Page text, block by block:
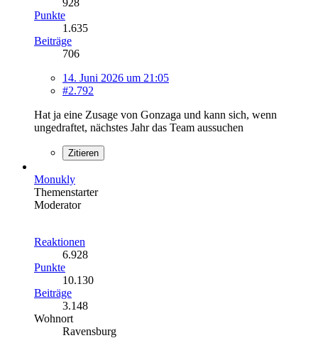
Punkte
1.635
Beiträge
706
14. Juni 2026 um 21:05
#2.792
Hat ja eine Zusage von Gonzaga und kann sich, wenn
ungedraftet, nächstes Jahr das Team aussuchen
Zitieren
Monukly
Themenstarter
Moderator
Reaktionen
6.928
Punkte
10.130
Beiträge
3.148
Wohnort
Ravensburg